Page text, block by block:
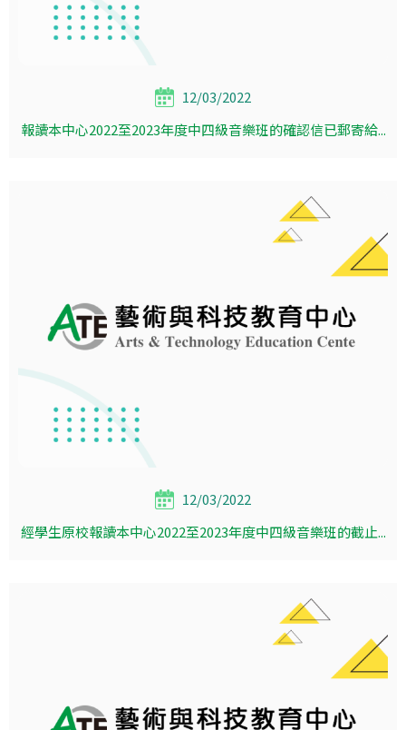
12/03/2022
報讀本中心2022至2023年度中四級音樂班的確認信已郵寄給...
12/03/2022
經學生原校報讀本中心2022至2023年度中四級音樂班的截止...